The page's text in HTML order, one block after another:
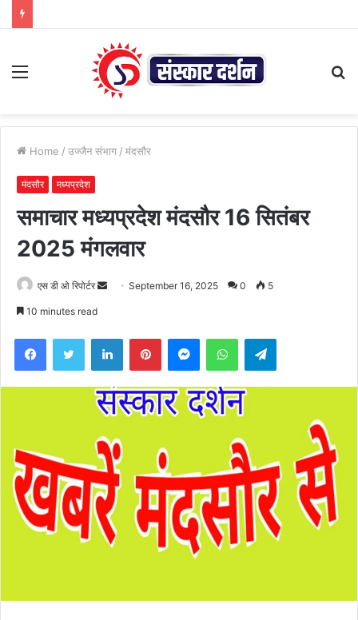
Menu
Home / उज्जैन संभाग / मंदसौर
मंदसौर मध्यप्रदेश
समाचार मध्यप्रदेश मंदसौर 16 सितंबर
2025 मंगलवार
एस डी ओ रिपोर्टर
Send September 16, 2025 0 5
10 minutes read
FacebookTwitter LinkedInPinterestMessengerWhatsAppTelegram